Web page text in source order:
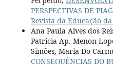
PERSPECTIVAS DE
Revista da Educação
Ana Paula Alves dos
Patrícia Ap. Menon
Simões, Maria Do
CONSEQUÊNCIAS DO